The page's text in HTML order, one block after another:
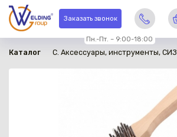
Заказать звонок
Пн.-Пт. – 9:00-18:00
Каталог C. Аксессуары, инструменты, СИЗ
в наличии